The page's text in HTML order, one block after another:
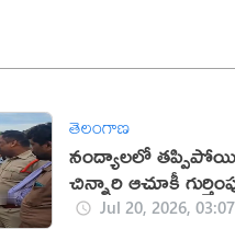
తెలంగాణ
నంద్యాలలో
చిన్నారి ఆచూకీ
(వీడియో)
Jul 20, 2026,